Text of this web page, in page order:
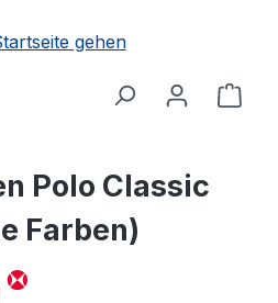
Polo Classic
Farben)